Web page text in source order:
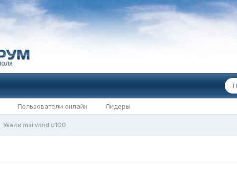
Пользователи онлайн Лидеры
Увели msi wind u100